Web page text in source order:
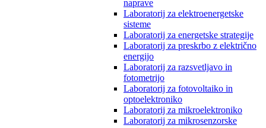
naprave
Laboratorij za elektroenergetske
sisteme
Laboratorij za energetske strategije
Laboratorij za preskrbo z električno
energijo
Laboratorij za razsvetljavo in
fotometrijo
Laboratorij za fotovoltaiko in
optoelektroniko
Laboratorij za mikroelektroniko
Laboratorij za mikrosenzorske